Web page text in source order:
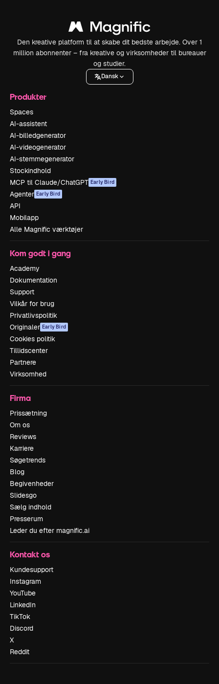
Den kreative platform til at skabe dit bedste arbejde. Over 1
million abonnenter – fra kreative og virksomheder til bureauer
og studier.
Dansk
Produkter
Spaces
AI-assistent
AI-billedgenerator
AI-videogenerator
AI-stemmegenerator
Stockindhold
MCP til Claude/ChatGPT Early Bird
Agenter Early Bird
API
Mobilapp
Alle Magnific værktøjer
Kom godt i gang
Academy
Dokumentation
Support
Vilkår for brug
Privatlivspolitik
Originaler Early Bird
Cookies politik
Tillidscenter
Partnere
Virksomhed
Firma
Prissætning
Om os
Reviews
Karriere
Søgetrends
Blog
Begivenheder
Slidesgo
Sælg indhold
Presserum
Leder du efter magnific.ai
Kontakt os
Kundesupport
Instagram
YouTube
LinkedIn
TikTok
Discord
X
Reddit